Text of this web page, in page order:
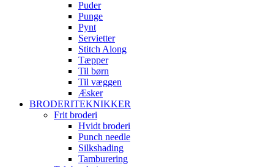
Puder
Punge
Pynt
Servietter
Stitch Along
Tæpper
Til børn
Til væggen
Æsker
BRODERITEKNIKKER
Frit broderi
Hvidt broderi
Punch needle
Silkshading
Tamburering